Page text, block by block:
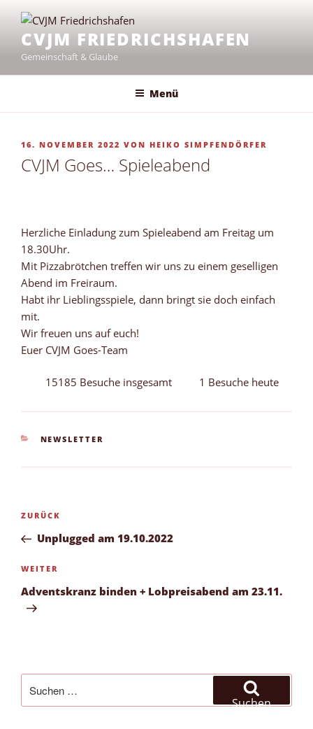
Inhalt
springenCVJM FRIEDRICHSHAFEN
Gemeinschaft & Glaube
Menü
VERÖFFENTLICHT
16. NOVEMBER 2022 VON HEIKO SIMPFENDÖRFER
CVJM Goes… Spieleabend
Herzliche Einladung zum Spieleabend am Freitag um
18.30Uhr.
Mit Pizzabrötchen treffen wir uns zu einem geselligen
Abend im Freiraum.
Habt ihr Lieblingsspiele, dann bringt sie doch einfach
mit.
Wir freuen uns auf euch!
Euer CVJM Goes-Team
15185 Besuche insgesamt 1 Besuche heute
KATEGORIEN
NEWSLETTER
Beitragsnavigation
Vorheriger
Beitrag
ZURÜCK
Unplugged am 19.10.2022
Nächster
Beitrag
WEITER
Adventskranz binden + Lobpreisabend am 23.11.
nach:
Suchen